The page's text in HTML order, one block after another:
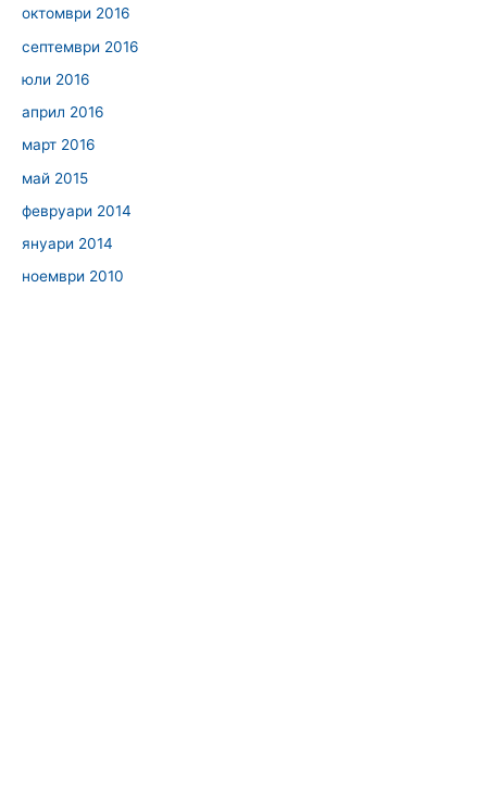
октомври 2016
септември 2016
юли 2016
април 2016
март 2016
май 2015
февруари 2014
януари 2014
ноември 2010